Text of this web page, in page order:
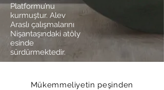
Platformu’nu
kurmuştur. Alev
Araslı çalışmalarını
Nişantaşındaki atöly
esinde
sürdürmektedir.
Mükemmeliyetin peşinden